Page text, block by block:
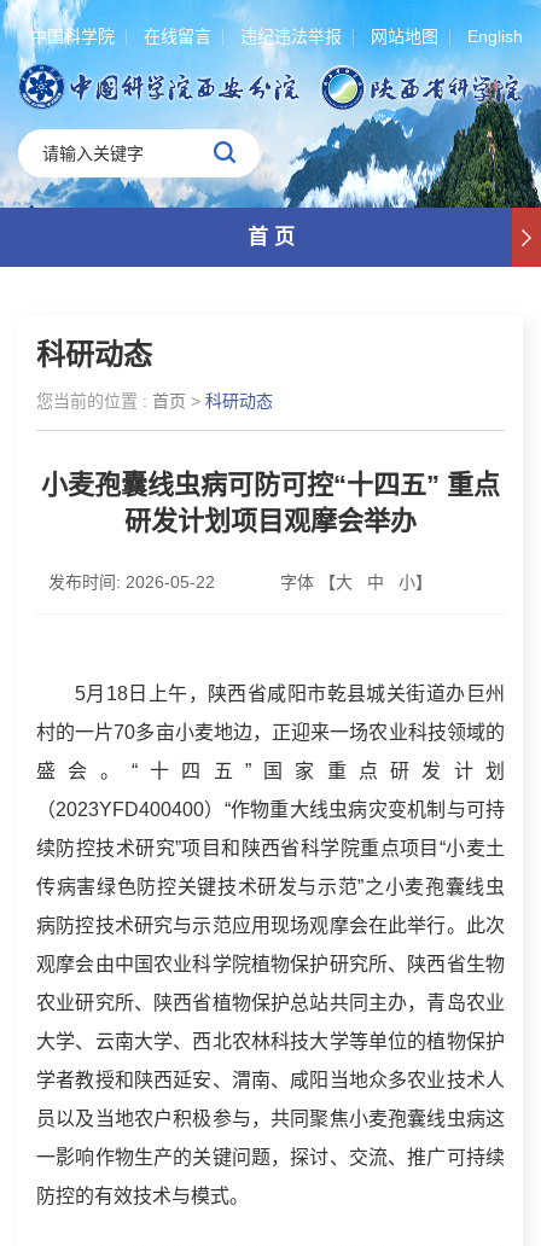
中国科学院 在线留言 违纪违法举报 网站地图 English
首 页
科研动态
您当前的位置 : 首页 > 科研动态
​小麦孢囊线虫病可防可控“十四五” 重点
研发计划项目观摩会举办
发布时间: 2026-05-22 字体 【大 中 小】
5月18日上午，陕西省咸阳市乾县城关街道办巨州
村的一片70多亩小麦地边，正迎来一场农业科技领域的
盛会。“十四五”国家重点研发计划
（2023YFD400400）“作物重大线虫病灾变机制与可持
续防控技术研究”项目和陕西省科学院重点项目“小麦土
传病害绿色防控关键技术研发与示范”之小麦孢囊线虫
病防控技术研究与示范应用现场观摩会在此举行。此次
观摩会由中国农业科学院植物保护研究所、陕西省生物
农业研究所、陕西省植物保护总站共同主办，青岛农业
大学、云南大学、西北农林科技大学等单位的植物保护
学者教授和陕西延安、渭南、咸阳当地众多农业技术人
员以及当地农户积极参与，共同聚焦小麦孢囊线虫病这
一影响作物生产的关键问题，探讨、交流、推广可持续
防控的有效技术与模式。